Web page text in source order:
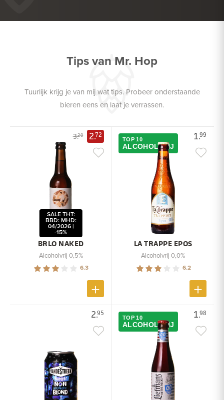
Tips van Mr. Hop
Tuurlijk krijg je van mij wat tips. Probeer onderstaande
bieren eens en laat je verrassen.
3.20 2.72
BRLO NAKED
SALE THT:
BBD: MHD:
04/2026 |
-15%
Alcoholvrij 0,5%
6.3
1.99
TOP 10
ALCOHOLVRIJ
LA TRAPPE EPOS
Alcoholvrij 0,0%
6.2
2.95 1.98
TOP 10
ALCOHOLVRIJ